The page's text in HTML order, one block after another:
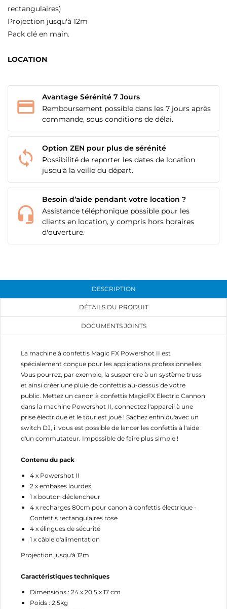
rectangulaires)
Projection jusqu'à 12m
Pack clé en main.
LOCATION
Avantage Sérénité 7 Jours
Remboursement possible dans les 7 jours après
commande, sous conditions de délai.
Option ZEN pour plus de sérénité
Possibilité de reporter les dates de location
jusqu'à la veille du départ.
Besoin d’aide pendant votre location ?
Assistance téléphonique possible pour les
clients en location, y compris hors horaires
d'ouverture.
DESCRIPTION
DÉTAILS DU PRODUIT
DOCUMENTS JOINTS
La machine à confettis Magic FX Powershot II est
spécialement conçue pour les applications professionnelles.
Vous pourrez, par exemple, la suspendre à un système truss
et ainsi créer une pluie de confettis au-dessus de votre
public. Mettez un canon à confettis MagicFX Electric Cannon
dans la machine Powershot II, connectez l'appareil à une
prise électrique et le tour est joué ! Sachez enfin qu'avec un
switch DJ, il vous est possible de lancer les confettis à l'aide
d'un commutateur. Impossible de faire plus simple !
Contenu du pack
4 x Powershot II
2 x embases lourdes
1 x bouton déclencheur
4 x recharges 80cm pour canon à confettis électrique -
Confettis rectangulaires rose
4 x élingues de sécurité
1 x câble d'alimentation
Projection jusqu'à 12m
Caractéristiques techniques
Dimensions : 24 x 20,5 x 17 cm
Poids : 2,5kg
MES LISTES
CRÉER UNE LISTE D'ENVIES
NOM DE LA LISTE D'ENVIES
CONNEXION
Vous devez être connecté pour ajouter des produits
à votre liste d'envies.